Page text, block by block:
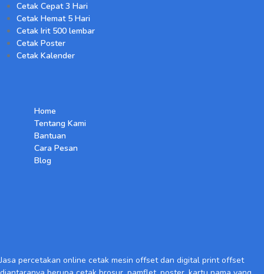
Cetak Cepat 3 Hari
Cetak Hemat 5 Hari
Cetak Irit 500 lembar
Cetak Poster
Cetak Kalender
Home
Tentang Kami
Bantuan
Cara Pesan
Blog
Jasa percetakan online cetak mesin offset dan digital print offset